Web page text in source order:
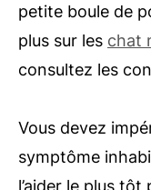
petite boule de
plus sur les chat
consultez les
Vous devez
symptôme
l’aider le plus